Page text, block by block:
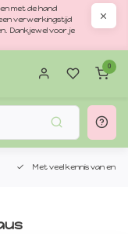
met de hand
verwerkingstijd
Dankjewel voor je
0
Met veel kennis van en